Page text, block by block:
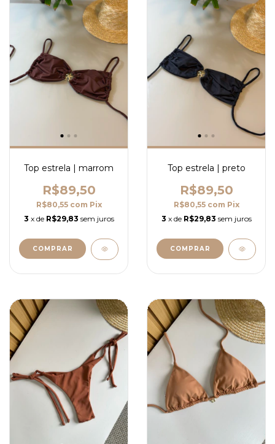
Top estrela | marrom
R$89,50
R$80,55 com Pix
3 x de R$29,83 sem juros
COMPRAR
Top estrela | preto
R$89,50
R$80,55 com Pix
3 x de R$29,83 sem juros
COMPRAR